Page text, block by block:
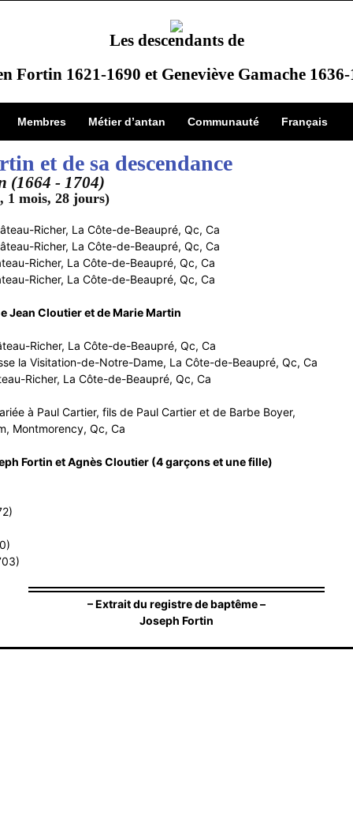
Les descendants de
Fortin 1621-1690 et Geneviève Gamache 1636-
Membres Métier d’antan Communauté Français
et de sa descendance
(1664 - 1704)
1 mois, 28 jours)
Richer, La Côte-de-Beaupré, Qc, Ca
Richer, La Côte-de-Beaupré, Qc, Ca
Richer, La Côte-de-Beaupré, Qc, Ca
Richer, La Côte-de-Beaupré, Qc, Ca
Jean Cloutier et de Marie Martin
Richer, La Côte-de-Beaupré, Qc, Ca
la Visitation-de-Notre-Dame, La Côte-de-Beaupré, Qc, Ca
La Côte-de-Beaupré, Qc, Ca
à Paul Cartier, fils de Paul Cartier et de Barbe Boyer,
Montmorency, Qc, Ca
Fortin et Agnès Cloutier (4 garçons et une fille)
– Extrait du registre de baptême –
Joseph Fortin